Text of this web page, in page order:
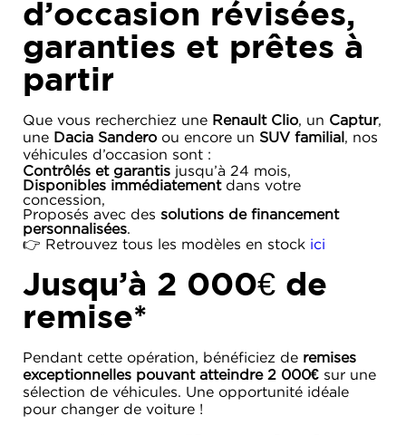
d’occasion révisées,
garanties et prêtes à
partir
Que vous recherchiez une Renault Clio, un Captur,
une Dacia Sandero ou encore un SUV familial, nos
véhicules d’occasion sont :
Contrôlés et garantis jusqu’à 24 mois,
Disponibles immédiatementdans votre
concession,
Proposés avec des solutions de financement
personnalisées.
👉 Retrouvez tous les modèles en stock ici
Jusqu’à 2 000€ de
remise*
Pendant cette opération, bénéficiez de remises
exceptionnelles pouvant atteindre 2 000€ sur une
sélection de véhicules. Une opportunité idéale
pour changer de voiture !